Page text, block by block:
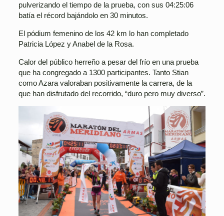
pulverizando el tiempo de la prueba, con sus 04:25:06
batía el récord bajándolo en 30 minutos.
El pódium femenino de los 42 km lo han completado
Patricia López y Anabel de la Rosa.
Calor del público herreño a pesar del frío en una prueba
que ha congregado a 1300 participantes. Tanto Stian
como Azara valoraban positivamente la carrera, de la
que han disfrutado del recorrido, “duro pero muy diverso”.